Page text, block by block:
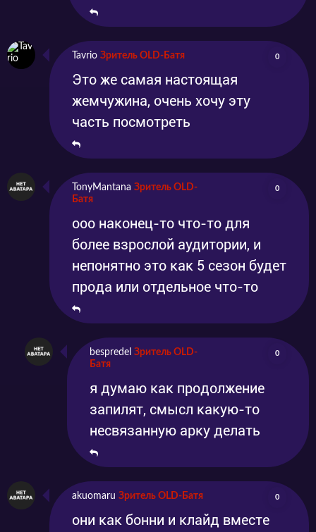
Tavrio Зритель OLD-Батя 0
Это же самая настоящая
жемчужина, очень хочу эту
часть посмотреть
TonyMantana Зритель OLD-
Батя
0
ооо наконец-то что-то для
более взрослой аудитории, и
непонятно это как 5 сезон будет
прода или отдельное что-то
bespredel Зритель OLD-
Батя
0
я думаю как продолжение
запилят, смысл какую-то
несвязанную арку делать
akuomaru Зритель OLD-Батя 0
они как бонни и клайд вместе